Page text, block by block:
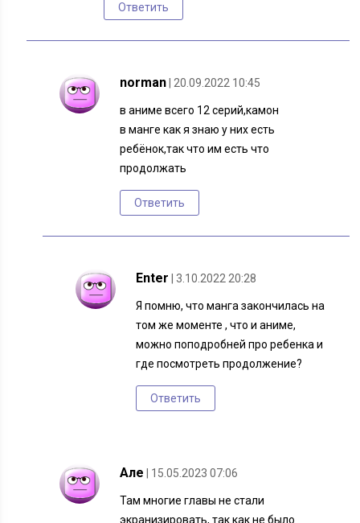
Ответить
norman | 20.09.2022 10:45
в аниме всего 12 серий,камон
в манге как я знаю у них есть
ребёнок,так что им есть что
продолжать
Ответить
Enter | 3.10.2022 20:28
Я помню, что манга закончилась на
том же моменте , что и аниме,
можно поподробней про ребенка и
где посмотреть продолжение?
Ответить
Але | 15.05.2023 07:06
Там многие главы не стали
экранизировать, так как не было